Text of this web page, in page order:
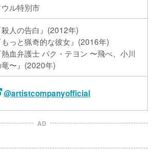
ウル特別市
殺人の告白』(2012年)
もっと猟奇的な彼女』(2016年)
熱血弁護士 パク・テヨン 〜飛べ、小川
〜』(2020年)
@artistcompanyofficial
AD